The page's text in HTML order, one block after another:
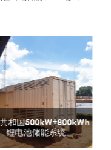
HJT太阳能电池片